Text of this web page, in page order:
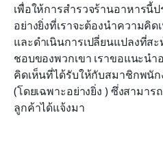
เพื่อให้การสำรวจร้านอาหารนี้
อย่างยิ่งที่เราจะต้องนำความคิ
และดำเนินการเปลี่ยนแปลงที่ส
ชอบของพวกเขา เราขอแนะน
คิดเห็นที่ได้รับให้กับสมาชิกพนัก
(โดยเฉพาะอย่างยิ่ง ) ซึ่งสามา
ลูกค้าได้แจ้งมา